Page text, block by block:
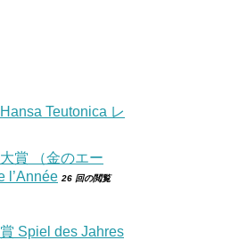
Teutonica レ
賞 （金のエー
l’Année 26 回の閲覧
Spiel des Jahres